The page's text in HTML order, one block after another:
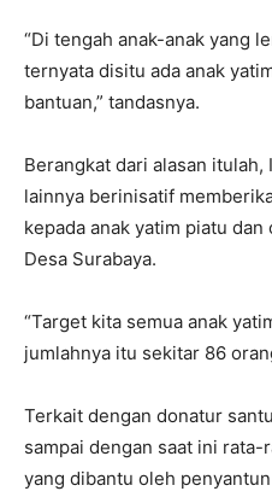
“Di tengah anak-anak yang
ternyata disitu ada anak
bantuan,” tandasnya.
Berangkat dari alasan itulah,
lainnya berinisatif
kepada anak yatim piatu
Desa Surabaya.
“Target kita semua anak
jumlahnya itu sekitar 86
Terkait dengan donatur
sampai dengan saat ini
yang dibantu oleh